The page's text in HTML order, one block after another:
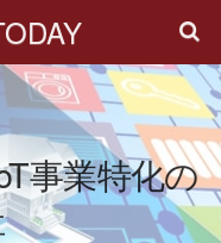
事業特化の